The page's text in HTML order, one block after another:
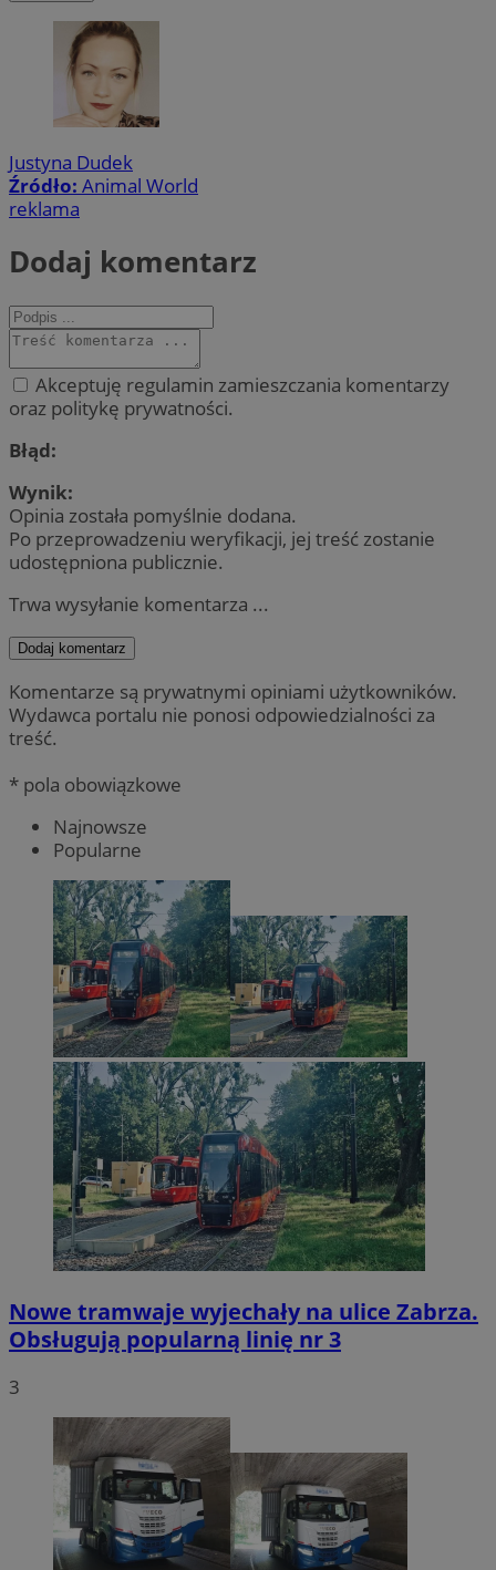
Justyna Dudek
Źródło: Animal World
reklama
Dodaj komentarz
Akceptuję regulamin zamieszczania komentarzy
oraz politykę prywatności.
Błąd:
Wynik:
Opinia została pomyślnie dodana.
Po przeprowadzeniu weryfikacji, jej treść zostanie
udostępniona publicznie.
Trwa wysyłanie komentarza ...
Dodaj komentarz
Komentarze są prywatnymi opiniami użytkowników.
Wydawca portalu nie ponosi odpowiedzialności za
treść.
* pola obowiązkowe
Najnowsze
Popularne
Nowe tramwaje wyjechały na ulice Zabrza.
Obsługują popularną linię nr 3
3